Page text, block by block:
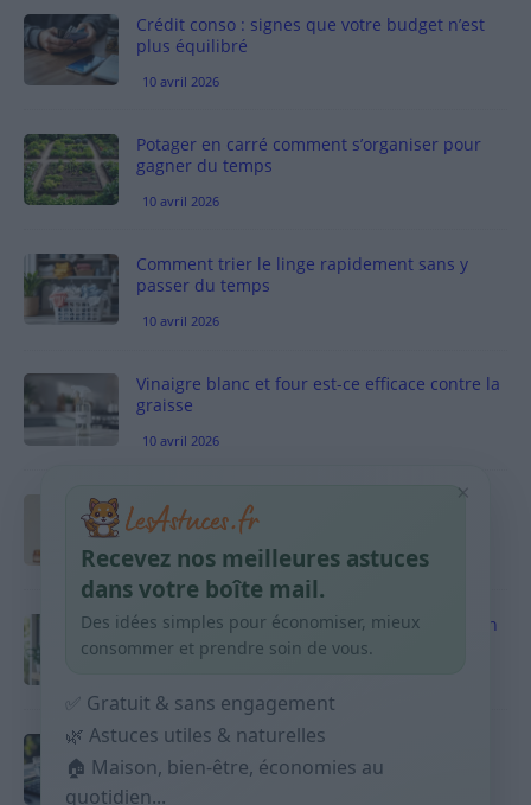
Crédit conso : signes que votre budget n’est
plus équilibré
10 avril 2026
Potager en carré comment s’organiser pour
gagner du temps
10 avril 2026
Comment trier le linge rapidement sans y
passer du temps
10 avril 2026
Vinaigre blanc et four est-ce efficace contre la
graisse
10 avril 2026
Taches pigmentaires : routine simple +
habitudes qui aident
9 avril 2026
Produits ménagers : comment économiser en
courses sans acheter 10 sprays
Budget mensuel : méthode rapide pour
répartir son salaire dès le jour de paie
9 avril 2026
×
Recevez nos meilleures astuces
dans votre boîte mail.
Des idées simples pour économiser, mieux
consommer et prendre soin de vous.
✅ Gratuit & sans engagement
🌿 Astuces utiles & naturelles
🏠 Maison, bien-être, économies au
quotidien...